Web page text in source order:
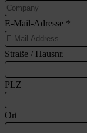
E-Mail-Adresse *
Straße / Hausnr.
PLZ
Ort